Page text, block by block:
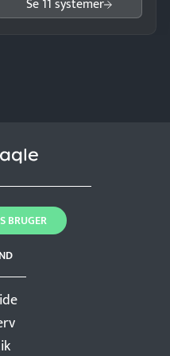
Se 11 systemer
BRUGER